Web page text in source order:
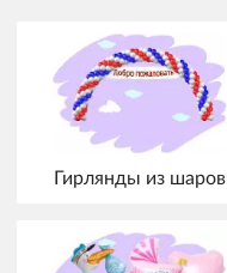
Гирлянды из шаров